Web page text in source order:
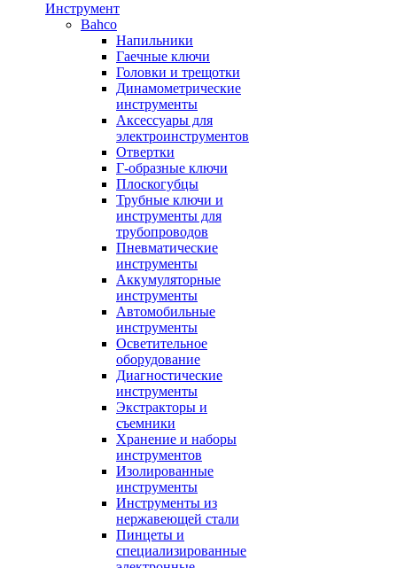
Инструмент
Bahco
Напильники
Гаечные ключи
Головки и трещотки
Динамометрические
инструменты
Аксессуары для
электроинструментов
Отвертки
Г-образные ключи
Плоскогубцы
Трубные ключи и
инструменты для
трубопроводов
Пневматические
инструменты
Аккумуляторные
инструменты
Автомобильные
инструменты
Осветительное
оборудование
Диагностические
инструменты
Экстракторы и
съемники
Хранение и наборы
инструментов
Изолированные
инструменты
Инструменты из
нержавеющей стали
Пинцеты и
специализированные